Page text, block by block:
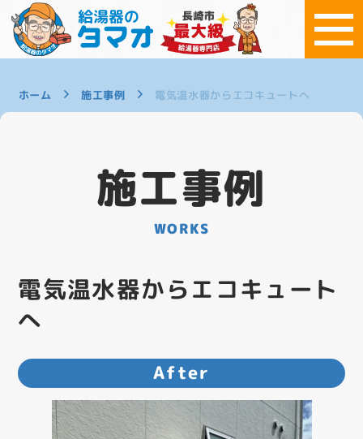
ホーム 施工事例 電気温水器からエコキュートへ
施工事例
WORKS
電気温水器からエコキュート
へ
After